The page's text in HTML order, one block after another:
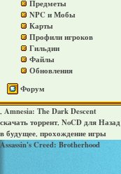
Предметы
NPC и Мобы
Карты
Профили игроков
Гильдии
Файлы
Обновления
Форум
, Amnesia: The Dark Descent
скачать торрент, NoCD для Назад
в будущее, прохождение игры
Assassin's Creed: Brotherhood